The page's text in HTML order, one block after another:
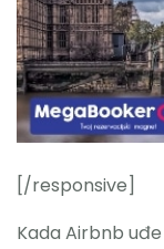
[/responsive]
Kada Airbnb